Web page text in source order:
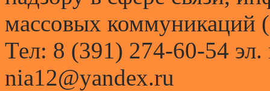
массовых коммуникаций
Тел: 8 (391) 274-60-54 эл.
nia12@yandex.ru